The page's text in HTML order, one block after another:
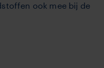
ook mee bij de